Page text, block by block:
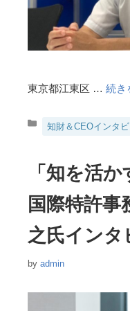
東京都江東区 … 続き
カ
リ
ー
知財＆CEOインタ
「知を活
国際特許事
之氏インタ
by admin